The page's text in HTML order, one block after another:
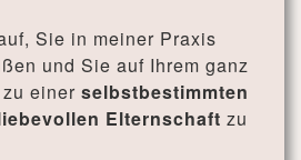
Sie in meiner Praxis
und Sie auf Ihrem ganz
einer selbstbestimmten
Elternschaft zu